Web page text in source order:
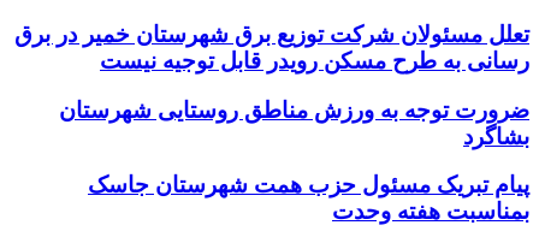
تعلل مسئولان شرکت توزیع برق شهرستان خمیر در برق
رسانی به طرح مسکن رویدر قابل توجیه نیست
ضرورت توجه به ورزش مناطق روستایی شهرستان
بشاگرد
پیام تبریک مسئول حزب همت شهرستان جاسک
بمناسبت هفته وحدت